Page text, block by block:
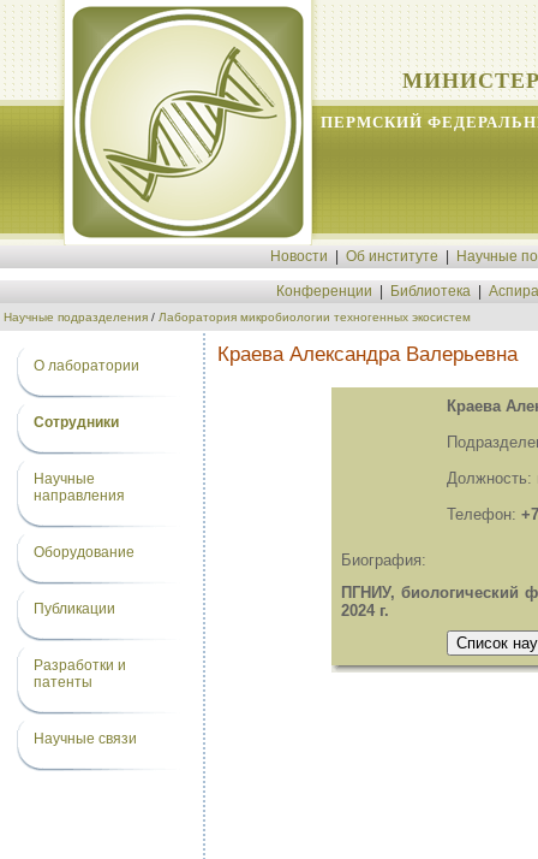
ПЕРМСКИЙ
Новости Об институте Научные
Конференции Библиотека
Научные подразделения / Лаборатория микробиологии техногенных экосистем
О лаборатории
Сотрудники
Научные
направления
Оборудование
Публикации
Разработки и
патенты
Научные связи
Краева Александра Валерьевна
Краева
Должность:
Телефон:
Биография:
ПГНИУ, биологический
2024 г.